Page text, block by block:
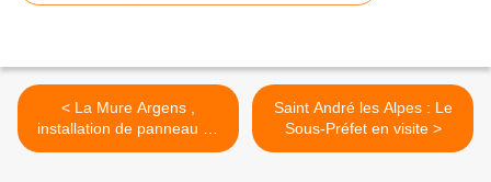
< La Mure Argens ,
installation de panneau 30
km , miroir et panneau
Saint André les Alpes : Le
Sous-Préfet en visite >